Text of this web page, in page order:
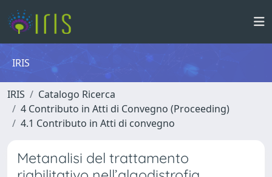
IRIS
IRIS
Catalogo Ricerca
4 Contributo in Atti di Convegno (Proceeding)
4.1 Contributo in Atti di convegno
Metanalisi del trattamento